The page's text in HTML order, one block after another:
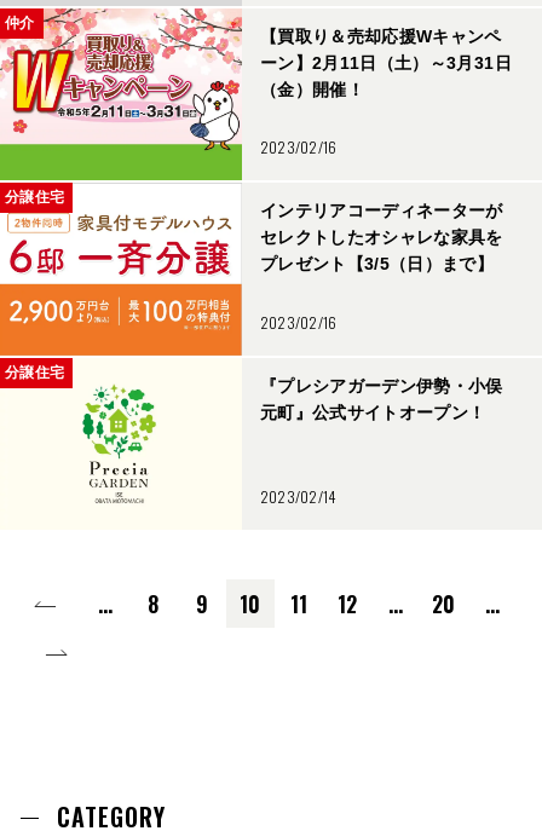
仲介
【買取り＆売却応援Wキャンペ
ーン】2月11日（土）～3月31日
（金）開催！
2023/02/16
分譲住宅
インテリアコーディネーターが
セレクトしたオシャレな家具を
プレゼント【3/5（日）まで】
2023/02/16
分譲住宅
『プレシアガーデン伊勢・小俣
元町』公式サイトオープン！
2023/02/14
... 8 9 10 11 12 ... 20 ...
CATEGORY